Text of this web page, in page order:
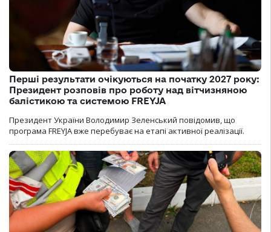
Перші результати очікуються на початку 2027 року:
Президент розповів про роботу над вітчизняною
балістикою та системою FREYJA
Президент України Володимир Зеленський повідомив, що
програма FREYJA вже перебуває на етапі активної реалізації.